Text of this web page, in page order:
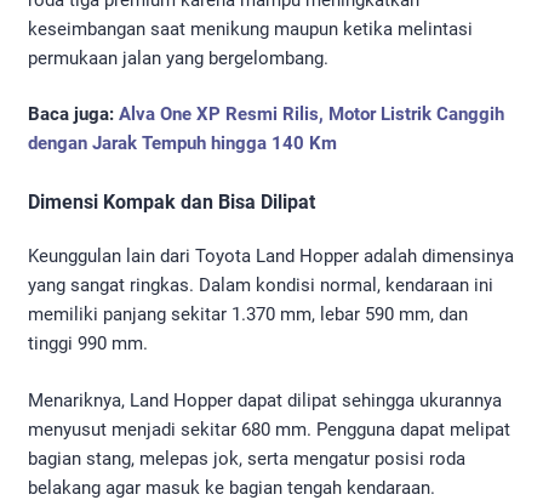
keseimbangan saat menikung maupun ketika melintasi
permukaan jalan yang bergelombang.
Baca juga: Alva One XP Resmi Rilis, Motor Listrik Canggih
dengan Jarak Tempuh hingga 140 Km
Dimensi Kompak dan Bisa Dilipat
Keunggulan lain dari Toyota Land Hopper adalah dimensinya
yang sangat ringkas. Dalam kondisi normal, kendaraan ini
memiliki panjang sekitar 1.370 mm, lebar 590 mm, dan
tinggi 990 mm.
Menariknya, Land Hopper dapat dilipat sehingga ukurannya
menyusut menjadi sekitar 680 mm. Pengguna dapat melipat
bagian stang, melepas jok, serta mengatur posisi roda
belakang agar masuk ke bagian tengah kendaraan.